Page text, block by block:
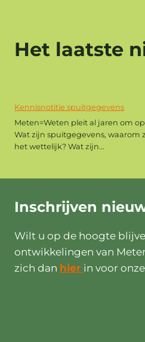
Het laatste
Kennisnotitie spuitgegevens
Meten=Weten pleit al jaren om
Wat zijn spuitgegevens, waarom
het wettelijk? Wat zijn...
Inschrijven
Wilt u op de hoogte
ontwikkelingen van
zich dan hier in voor